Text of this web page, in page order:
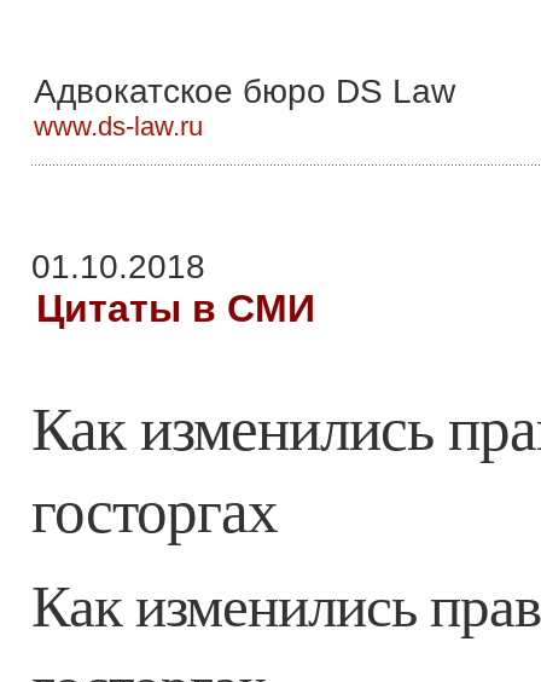
Адвокатское бюро DS Law
www.ds-law.ru
01.10.2018
Цитаты в СМИ
Как изменились
госторгах
Как изменились